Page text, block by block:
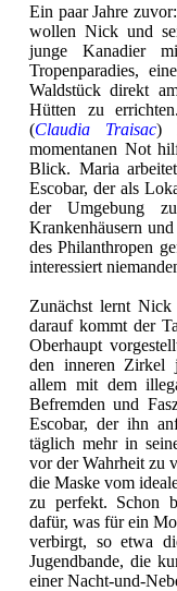
Ein paar Jahre
wollen Nick und
junge Kanadier
Tropenparadies,
Waldstück direkt
Hütten zu
(Claudia Traisac)
momentanen Not
Blick. Maria
Escobar, der als
der Umgebung
Krankenhäusern
des Philanthropen
interessiert
Zunächst lernt
darauf kommt der
Oberhaupt
den inneren Zirkel
allem mit dem
Befremden und
Escobar, der ihn
täglich mehr in
vor der Wahrheit zu
die Maske vom
zu perfekt. Schon
dafür, was für ein
verbirgt, so etwa
Jugendbande, die
einer Nacht-und-